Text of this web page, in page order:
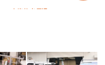
有資格者優遇